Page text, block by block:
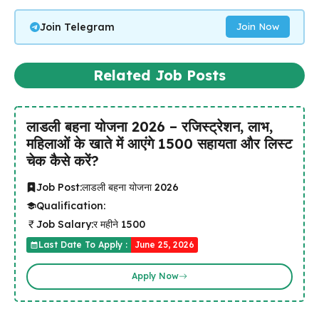
Join Telegram Join Now
Related Job Posts
लाडली बहना योजना 2026 – रजिस्ट्रेशन, लाभ,
महिलाओं के खाते में आएंगे ₹1500 सहायता और लिस्ट
चेक कैसे करें?
Job Post:लाडली बहना योजना 2026
Qualification:
Job Salary:र महीने ₹1500
Last Date To Apply : June 25, 2026
Apply Now